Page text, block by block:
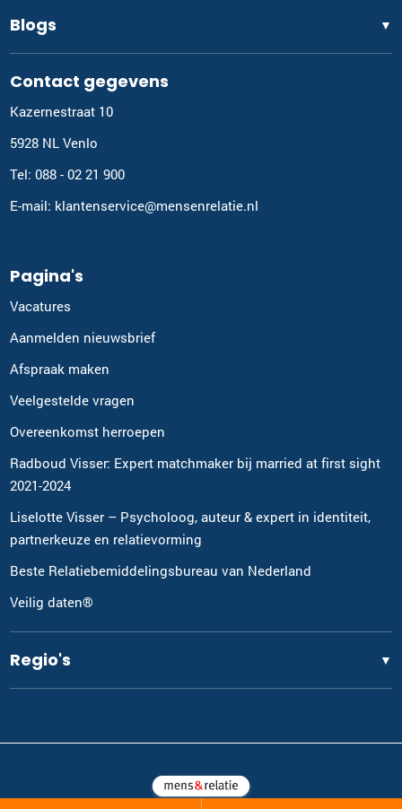
Blogs ▼
Contact gegevens
Kazernestraat 10
5928 NL Venlo
Tel: 088 - 02 21 900
E-mail: klantenservice@mensenrelatie.nl
Pagina's
Vacatures
Aanmelden nieuwsbrief
Afspraak maken
Veelgestelde vragen
Overeenkomst herroepen
Radboud Visser: Expert matchmaker bij married at first sight
2021-2024
Liselotte Visser – Psycholoog, auteur & expert in identiteit,
partnerkeuze en relatievorming
Beste Relatiebemiddelingsbureau van Nederland
Veilig daten®
Regio's ▼